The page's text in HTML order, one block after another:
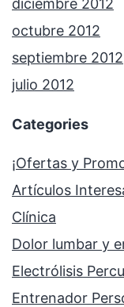
diciembre 2012
octubre 2012
septiembre 2012
julio 2012
Categories
¡Ofertas y
Artículos
Clínica
Dolor lumbar y
Electrólisis
Entrenador